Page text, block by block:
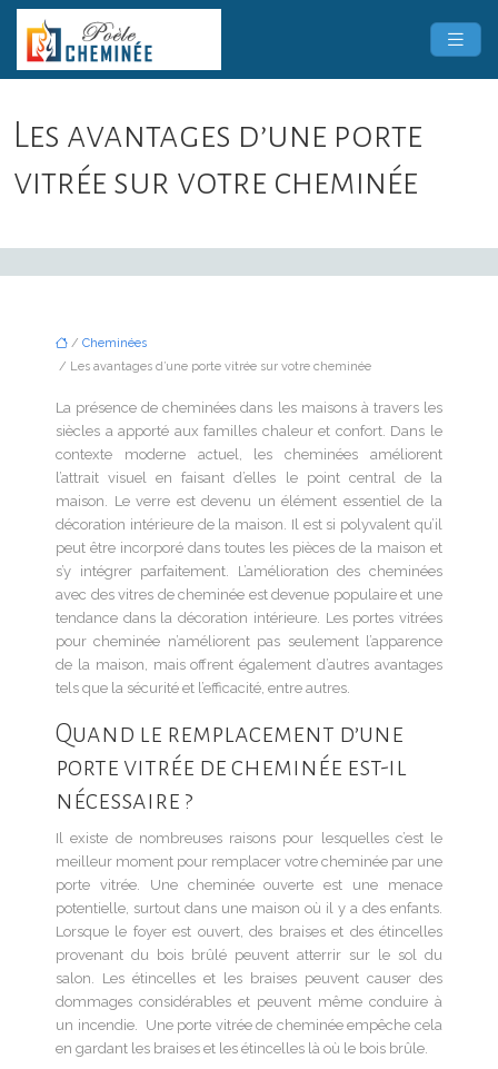
Les avantages d’une porte
vitrée sur votre cheminée
/ Cheminées
/ Les avantages d’une porte vitrée sur votre cheminée
La présence de cheminées dans les maisons à travers les
siècles a apporté aux familles chaleur et confort. Dans le
contexte moderne actuel, les cheminées améliorent
l’attrait visuel en faisant d’elles le point central de la
maison. Le verre est devenu un élément essentiel de la
décoration intérieure de la maison. Il est si polyvalent qu’il
peut être incorporé dans toutes les pièces de la maison et
s’y intégrer parfaitement. L’amélioration des cheminées
avec des vitres de cheminée est devenue populaire et une
tendance dans la décoration intérieure. Les portes vitrées
pour cheminée n’améliorent pas seulement l’apparence
de la maison, mais offrent également d’autres avantages
tels que la sécurité et l’efficacité, entre autres.
Quand le remplacement d’une
porte vitrée de cheminée est-il
nécessaire ?
Il existe de nombreuses raisons pour lesquelles c’est le
meilleur moment pour remplacer votre cheminée par une
porte vitrée. Une cheminée ouverte est une menace
potentielle, surtout dans une maison où il y a des enfants.
Lorsque le foyer est ouvert, des braises et des étincelles
provenant du bois brûlé peuvent atterrir sur le sol du
salon. Les étincelles et les braises peuvent causer des
dommages considérables et peuvent même conduire à
un incendie. Une porte vitrée de cheminée empêche cela
en gardant les braises et les étincelles là où le bois brûle.